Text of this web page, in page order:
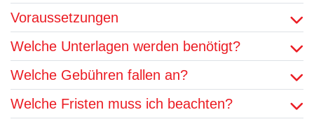
Voraussetzungen
Welche Unterlagen werden benötigt?
Welche Gebühren fallen an?
Welche Fristen muss ich beachten?